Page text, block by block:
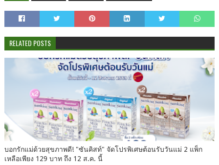
RELATED POSTS
บอกรักแม่ด้วยสุขภาพดี! "ซันคิสท์" จัดโปรพิเศษต้อนรับวันแม่ 2 แพ็ก
เหลือเพียง 129 บาท ถึง 12 ส.ค. นี้